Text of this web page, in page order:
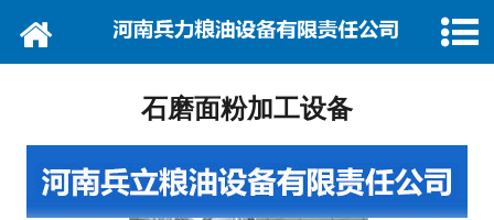
网站首页
新闻中心
石磨面粉加工设备